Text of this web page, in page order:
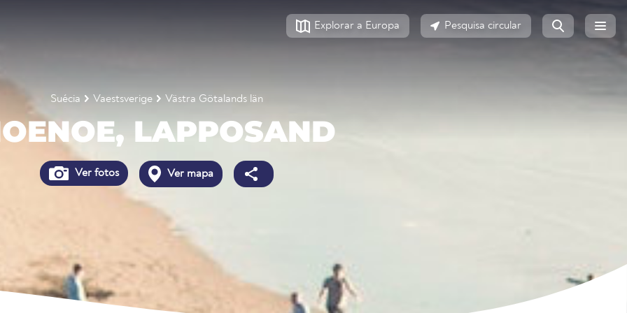
Explorar a Europa Pesquisa circular
Suécia Vaestsverige Västra Götalands län
LAPPOSAND
Ver fotos Ver mapa